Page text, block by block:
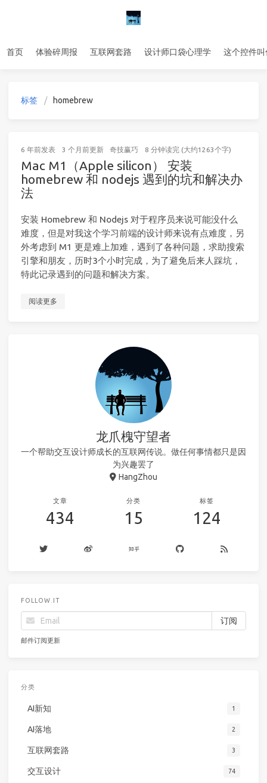
首页 体验碎周报 互联网套路 设计师口袋心理学 这个控件叫
标签 homebrew
6 年前发表 3 个月前更新 奇技赢巧 8 分钟读完 (大约1263个字)
Mac M1（Apple silicon） 安装
homebrew 和 nodejs 遇到的坑和解决办
法
安装 Homebrew 和 Nodejs 对于程序员来说可能没什么
难度，但是对我这个学习前端的设计师来说有点难度，另
外考虑到 M1 更是难上加难，遇到了各种问题，求助搜索
引擎和朋友，历时3个小时完成，为了避免后来人踩坑，
特此记录遇到的问题和解决方案。
阅读更多
龙爪槐守望者
一个帮助交互设计师成长的互联网传说。做任何事情都只是因
为兴趣罢了
HangZhou
文章
434
分类
15
标签
124
FOLLOW.IT
邮件订阅更新
分类
AI新知 1
AI落地 2
互联网套路 3
交互设计 74